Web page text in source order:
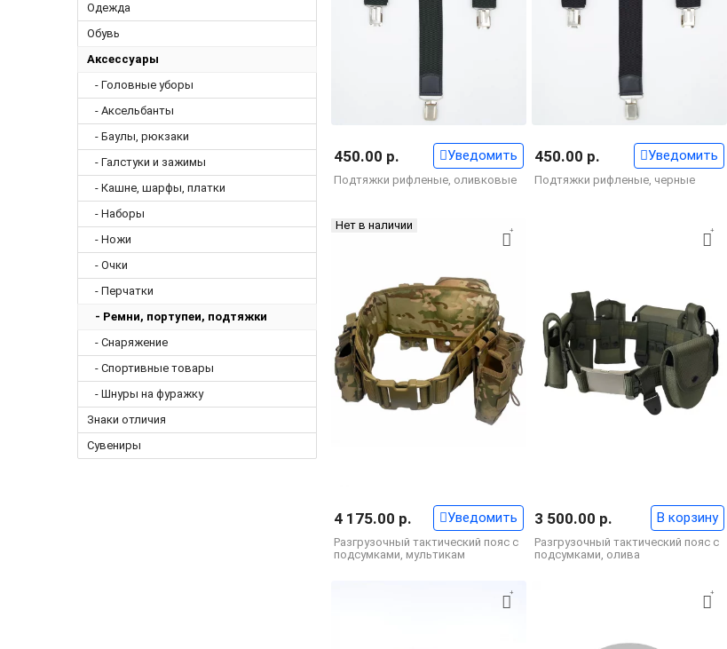
Одежда
Обувь
Аксессуары
- Головные уборы
- Аксельбанты
- Баулы, рюкзаки
- Галстуки и зажимы
- Кашне, шарфы, платки
- Наборы
- Ножи
- Очки
- Перчатки
- Ремни, портупеи, подтяжки
- Снаряжение
- Спортивные товары
- Шнуры на фуражку
Знаки отличия
Сувениры
Подтяжки рифленые, оливковые
450.00 р. Уведомить
Подтяжки рифленые, черные
450.00 р. Уведомить
Нет в наличии
Разгрузочный тактический пояс с
подсумками, мультикам
4 175.00 р. Уведомить
Разгрузочный тактический пояс с
подсумками, олива
3 500.00 р. В корзину